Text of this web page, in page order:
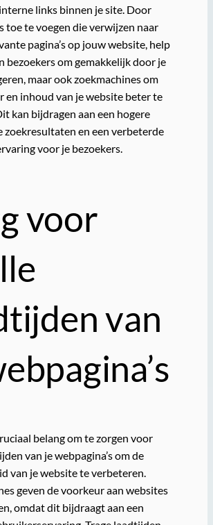
links binnen je site. Door
toe te voegen die verwijzen naar
pagina’s op jouw website, help
bezoekers om gemakkelijk door je
maar ook zoekmachines om
en inhoud van je website beter te
kan bijdragen aan een hogere
zoekresultaten en een verbeterde
voor je bezoekers.
voor
van
belang om te zorgen voor
van je webpagina’s om de
van je website te verbeteren.
geven de voorkeur aan websites
omdat dit bijdraagt aan een